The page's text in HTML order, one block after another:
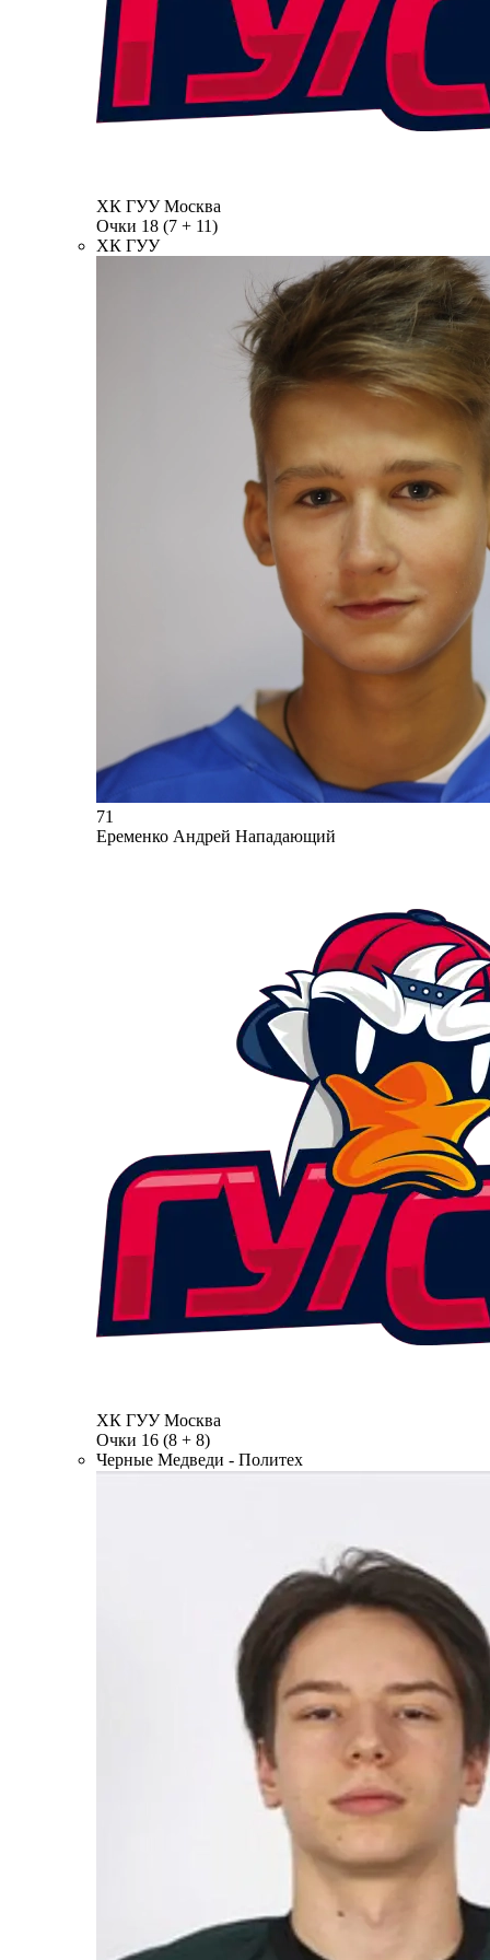
ХК ГУУ Москва
Очки 18 (7 + 11)
ХК ГУУ
71
Еременко Андрей Нападающий
ХК ГУУ Москва
Очки 16 (8 + 8)
Черные Медведи - Политех